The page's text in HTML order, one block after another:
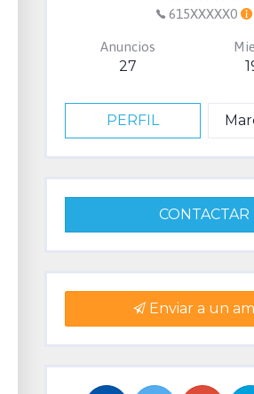
615XXXXX0
Anuncios
27
PERFIL
CONTACTAR
Enviar a un